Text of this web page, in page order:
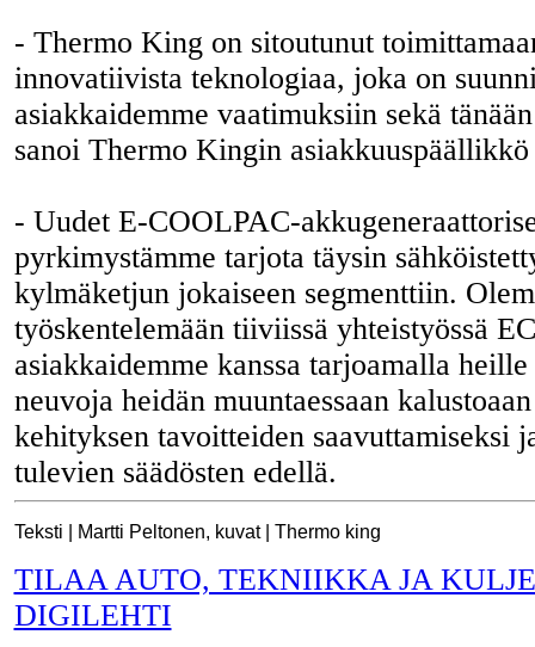
- Thermo King on sitoutunut
innovatiivista teknologiaa, joka on
asiakkaidemme vaatimuksiin sekä
sanoi Thermo Kingin
- Uudet E-COOLPAC-
pyrkimystämme tarjota täysin
kylmäketjun jokaiseen segmenttiin.
työskentelemään tiiviissä yhteistyössä
asiakkaidemme kanssa tarjoamalla
neuvoja heidän muuntaessaan
kehityksen tavoitteiden saavuttamiseksi
tulevien säädösten edellä.
Teksti | Martti Peltonen, kuvat | Thermo king
TILAA AUTO, TEKNIIKKA JA
DIGILEHTI